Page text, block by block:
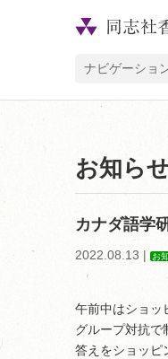
ナビゲーショ
お知ら
カナダ語学
2022.08.13 | お
午前中はショッ
グループ対抗で
答えをショッピ